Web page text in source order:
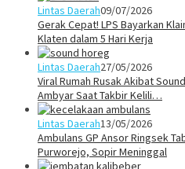
Lintas Daerah09/07/2026
Gerak Cepat! LPS Bayarkan
Klaten dalam 5 Hari Kerja
Lintas Daerah27/05/2026
Viral Rumah Rusak Akibat
Ambyar Saat Takbir Kelili…
Lintas Daerah13/05/2026
Ambulans GP Ansor Ringsek
Purworejo, Sopir Meninggal